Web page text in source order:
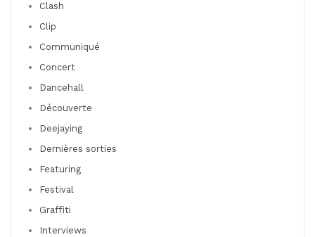
Clash
Clip
Communiqué
Concert
Dancehall
Découverte
Deejaying
Dernières sorties
Featuring
Festival
Graffiti
Interviews